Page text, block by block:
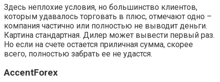
Здесь неплохие условия, но большинство клиентов,
которым удавалось торговать в плюс, отмечают одно –
компания частично или полностью не выводит деньги.
Картина стандартная. Дилер может вывести первый раз.
Но если на счете остается приличная сумма, скорее
всего, полностью забрать ее не удастся.
AccentForex